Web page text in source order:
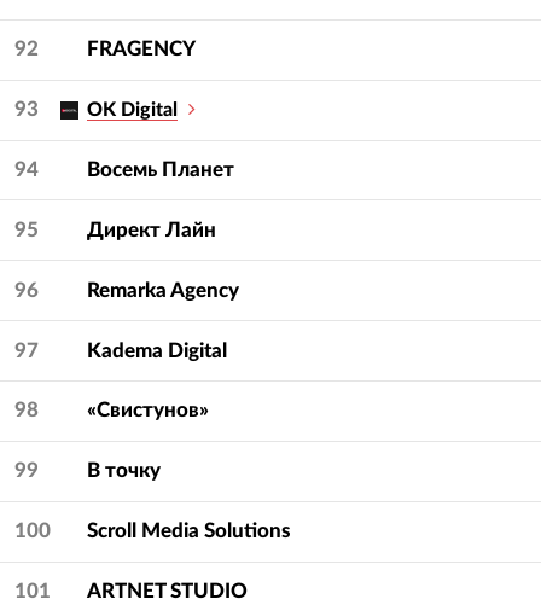
92 FRAGENCY
93 OK Digital
94 Восемь Планет
95 Директ Лайн
96 Remarka Agency
97 Kadema Digital
98 «Свистунов»
99 В точку
100 Scroll Media Solutions
101 ARTNET STUDIO